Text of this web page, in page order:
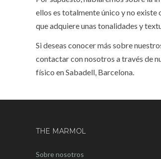
ellos es totalmente único y no
que adquiere unas tonalidades y
Si deseas conocer más sobre
contactar con nosotros a través de
físico en Sabadell, Barcelona.
THE MARMOL
Sobre nosotros